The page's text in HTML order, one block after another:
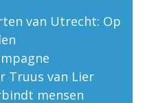
van Utrecht: Op
Truus van Lier
mensen